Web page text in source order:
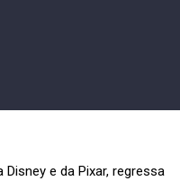
Disney e da Pixar, regressa